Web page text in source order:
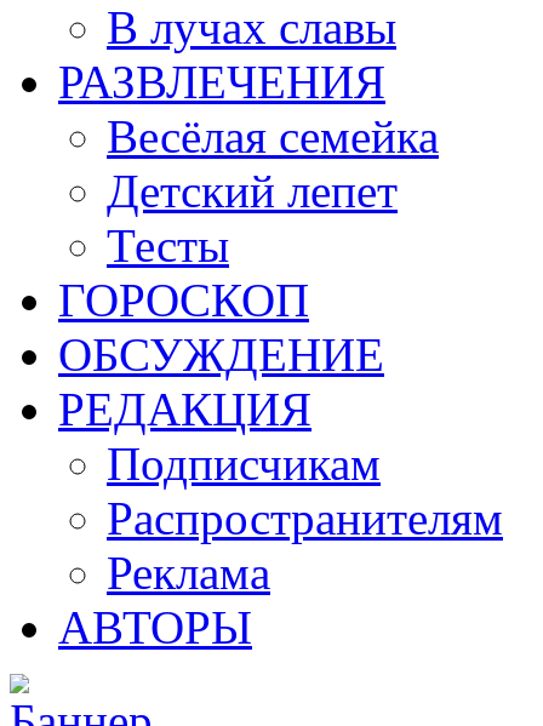
В лучах славы
РАЗВЛЕЧЕНИЯ
Весёлая семейка
Детский лепет
Тесты
ГОРОСКОП
ОБСУЖДЕНИЕ
РЕДАКЦИЯ
Подписчикам
Распространителям
Реклама
АВТОРЫ